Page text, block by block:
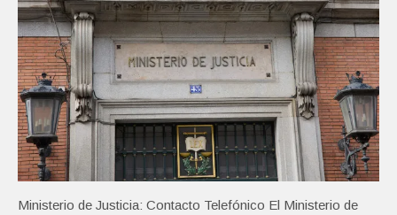
Ministerio de Justicia: Contacto Telefónico El Ministerio de